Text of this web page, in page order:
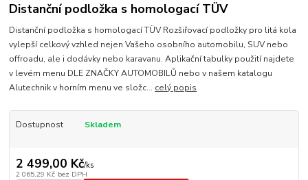
Distanční podložka s homologací TÜV
Distanční podložka s homologací TÜV Rozšiřovací podložky pro litá kola
vylepší celkový vzhled nejen Vašeho osobního automobilu, SUV nebo
offroadu, ale i dodávky nebo karavanu. Aplikační tabulky použití najdete
v levém menu DLE ZNAČKY AUTOMOBILŮ nebo v našem katalogu
Alutechnik v horním menu ve složc... celý popis
Dostupnost Skladem
2 499,00 Kč/ks
2 065,29 Kč bez DPH